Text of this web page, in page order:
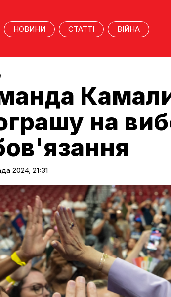
НОВИНИ СТАТТІ ВІЙНА
Камали
на
2024, 21:31